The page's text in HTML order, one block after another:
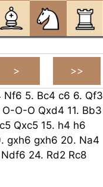
Nf6 5. Bc4 c6 6. Qf3
O-O-O Qxd4 11. Bb3
Qxc5 15. h4 h6
gxh6 gxh6 20. Na4
Ndf6 24. Rd2 Rc8